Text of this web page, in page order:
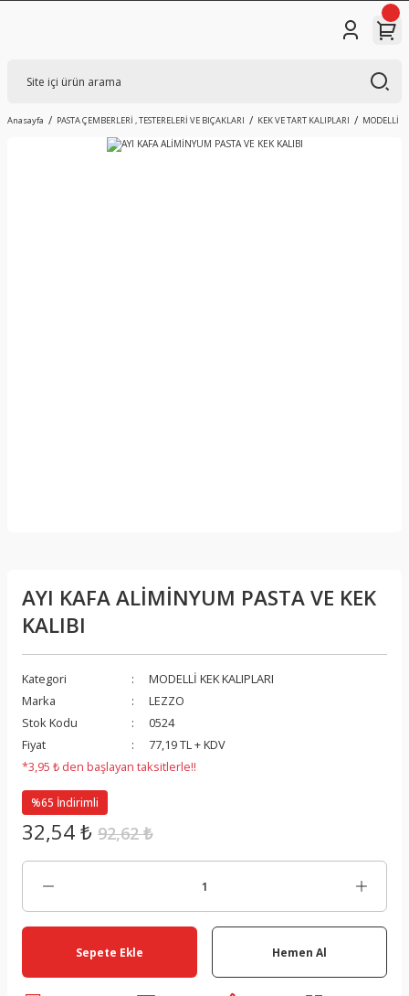
Anasayfa PASTA ÇEMBERLERİ , TESTERELERİ VE BIÇAKLARI KEK VE TART KALIPLARI MODELLİ
AYI KAFA ALİMİNYUM PASTA VE KEK
KALIBI
Kategori
MODELLİ KEK KALIPLARI
Marka
LEZZO
Stok Kodu
0524
Fiyat
77,19 TL + KDV
*3,95 ₺ den başlayan taksitlerle!!
%65 İndirimli
32,54 ₺ 92,62 ₺
Sepete Ekle Hemen Al